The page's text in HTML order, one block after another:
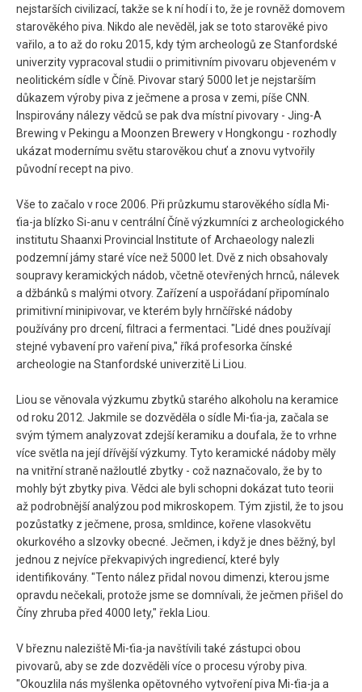
nejstarších civilizací, takže se k ní hodí i to, že je rovněž domovem
starověkého piva. Nikdo ale nevěděl, jak se toto starověké pivo
vařilo, a to až do roku 2015, kdy tým archeologů ze Stanfordské
univerzity vypracoval studii o primitivním pivovaru objeveném v
neolitickém sídle v Číně. Pivovar starý 5000 let je nejstarším
důkazem výroby piva z ječmene a prosa v zemi, píše CNN.
Inspirovány nálezy vědců se pak dva místní pivovary - Jing-A
Brewing v Pekingu a Moonzen Brewery v Hongkongu - rozhodly
ukázat modernímu světu starověkou chuť a znovu vytvořily
původní recept na pivo.
Vše to začalo v roce 2006. Při průzkumu starověkého sídla Mi-
ťia-ja blízko Si-anu v centrální Číně výzkumníci z archeologického
institutu Shaanxi Provincial Institute of Archaeology nalezli
podzemní jámy staré více než 5000 let. Dvě z nich obsahovaly
soupravy keramických nádob, včetně otevřených hrnců, nálevek
a džbánků s malými otvory. Zařízení a uspořádaní připomínalo
primitivní minipivovar, ve kterém byly hrnčířské nádoby
používány pro drcení, filtraci a fermentaci. "Lidé dnes používají
stejné vybavení pro vaření piva," říká profesorka čínské
archeologie na Stanfordské univerzitě Li Liou.
Liou se věnovala výzkumu zbytků starého alkoholu na keramice
od roku 2012. Jakmile se dozvěděla o sídle Mi-ťia-ja, začala se
svým týmem analyzovat zdejší keramiku a doufala, že to vrhne
více světla na její dřívější výzkumy. Tyto keramické nádoby měly
na vnitřní straně nažloutlé zbytky - což naznačovalo, že by to
mohly být zbytky piva. Vědci ale byli schopni dokázat tuto teorii
až podrobnější analýzou pod mikroskopem. Tým zjistil, že to jsou
pozůstatky z ječmene, prosa, smldince, kořene vlasokvětu
okurkového a slzovky obecné. Ječmen, i když je dnes běžný, byl
jednou z nejvíce překvapivých ingrediencí, které byly
identifikovány. "Tento nález přidal novou dimenzi, kterou jsme
opravdu nečekali, protože jsme se domnívali, že ječmen přišel do
Číny zhruba před 4000 lety," řekla Liou.
V březnu naleziště Mi-ťia-ja navštívili také zástupci obou
pivovarů, aby se zde dozvěděli více o procesu výroby piva.
"Okouzlila nás myšlenka opětovného vytvoření piva Mi-ťia-ja a